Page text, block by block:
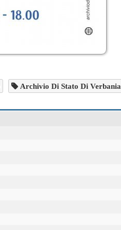
Archivio Di Stato Di Verbania